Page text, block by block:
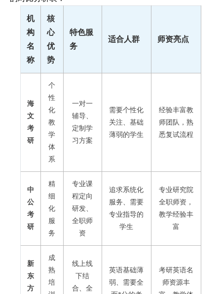
机
构
名
称
核
心
优
势
特色服
务
适合人群 师资亮点
海
文
考
研
个
性
化
教
学
体
系
一对一
辅导、
定制学
习方案
需要个性化
关注、基础
薄弱的学生
经验丰富教
师团队，熟
悉复试流程
中
公
考
研
精
细
化
服
务
专业课
程定向
研发、
全职师
资
追求系统化
服务、需要
专业指导的
学生
专业研究院
全职师资，
教学经验丰
富
新
东
方
成
熟
培
线上线
下结
合、全
英语基础薄
弱、需要全
考研英语名
师资源丰